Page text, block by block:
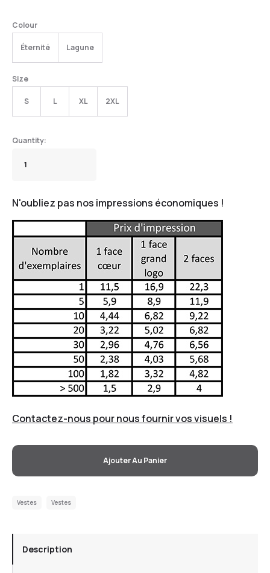
Colour
Éternité Lagune
Size
S L XL 2XL
N'oubliez pas nos impressions économiques !
Contactez-nous pour nous fournir vos visuels !
Ajouter Au Panier
Vestes Vestes
Description